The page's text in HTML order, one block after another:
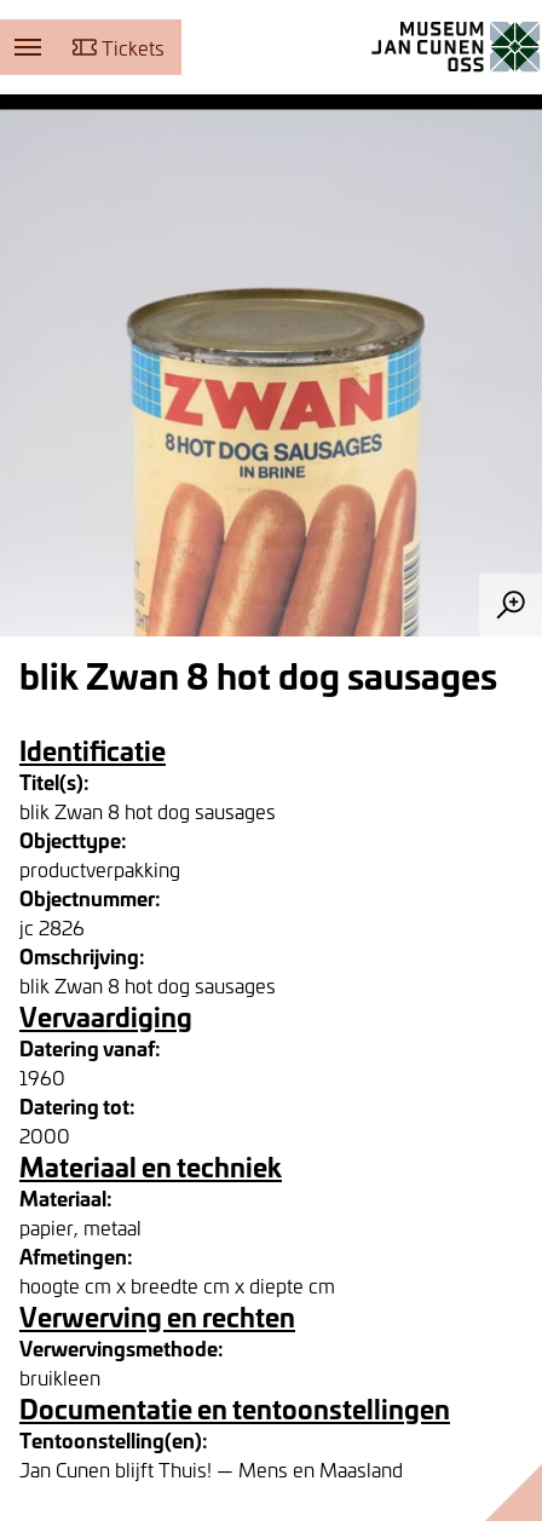
Tickets
blik Zwan 8 hot dog sausages
Identificatie
Titel(s):
blik Zwan 8 hot dog sausages
Objecttype:
productverpakking
Objectnummer:
jc 2826
Omschrijving:
blik Zwan 8 hot dog sausages
Vervaardiging
Datering vanaf:
1960
Datering tot:
2000
Materiaal en techniek
Materiaal:
papier, metaal
Afmetingen:
hoogte cm x breedte cm x diepte cm
Verwerving en rechten
Verwervingsmethode:
bruikleen
Documentatie en tentoonstellingen
Tentoonstelling(en):
Jan Cunen blijft Thuis! — Mens en Maasland